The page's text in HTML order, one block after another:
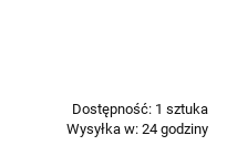
Dostępność: 1 sztuka
Wysyłka w: 24 godziny